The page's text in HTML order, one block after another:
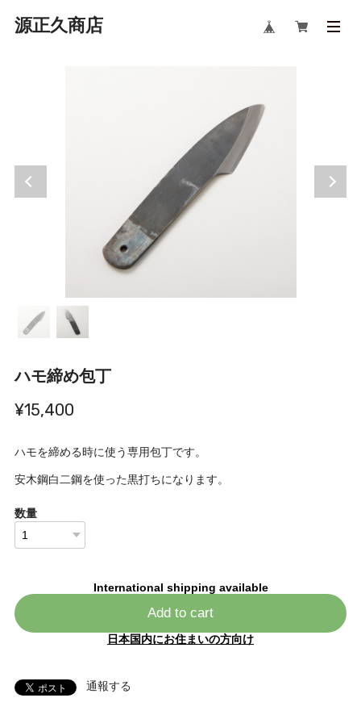
源正久商店
ハモ締め包丁
¥15,400
ハモを締める時に使う専用包丁です。
安木鋼白二鋼を使った黒打ちになります。
数量
International shipping available
Add to cart
日本国内にお住まいの方向け
通報する